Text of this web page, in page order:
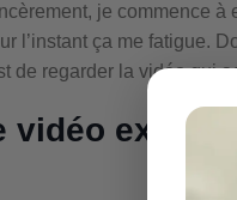
je commence à
l’instant ça me fatigue.
de regarder la vidéo qui
vidéo